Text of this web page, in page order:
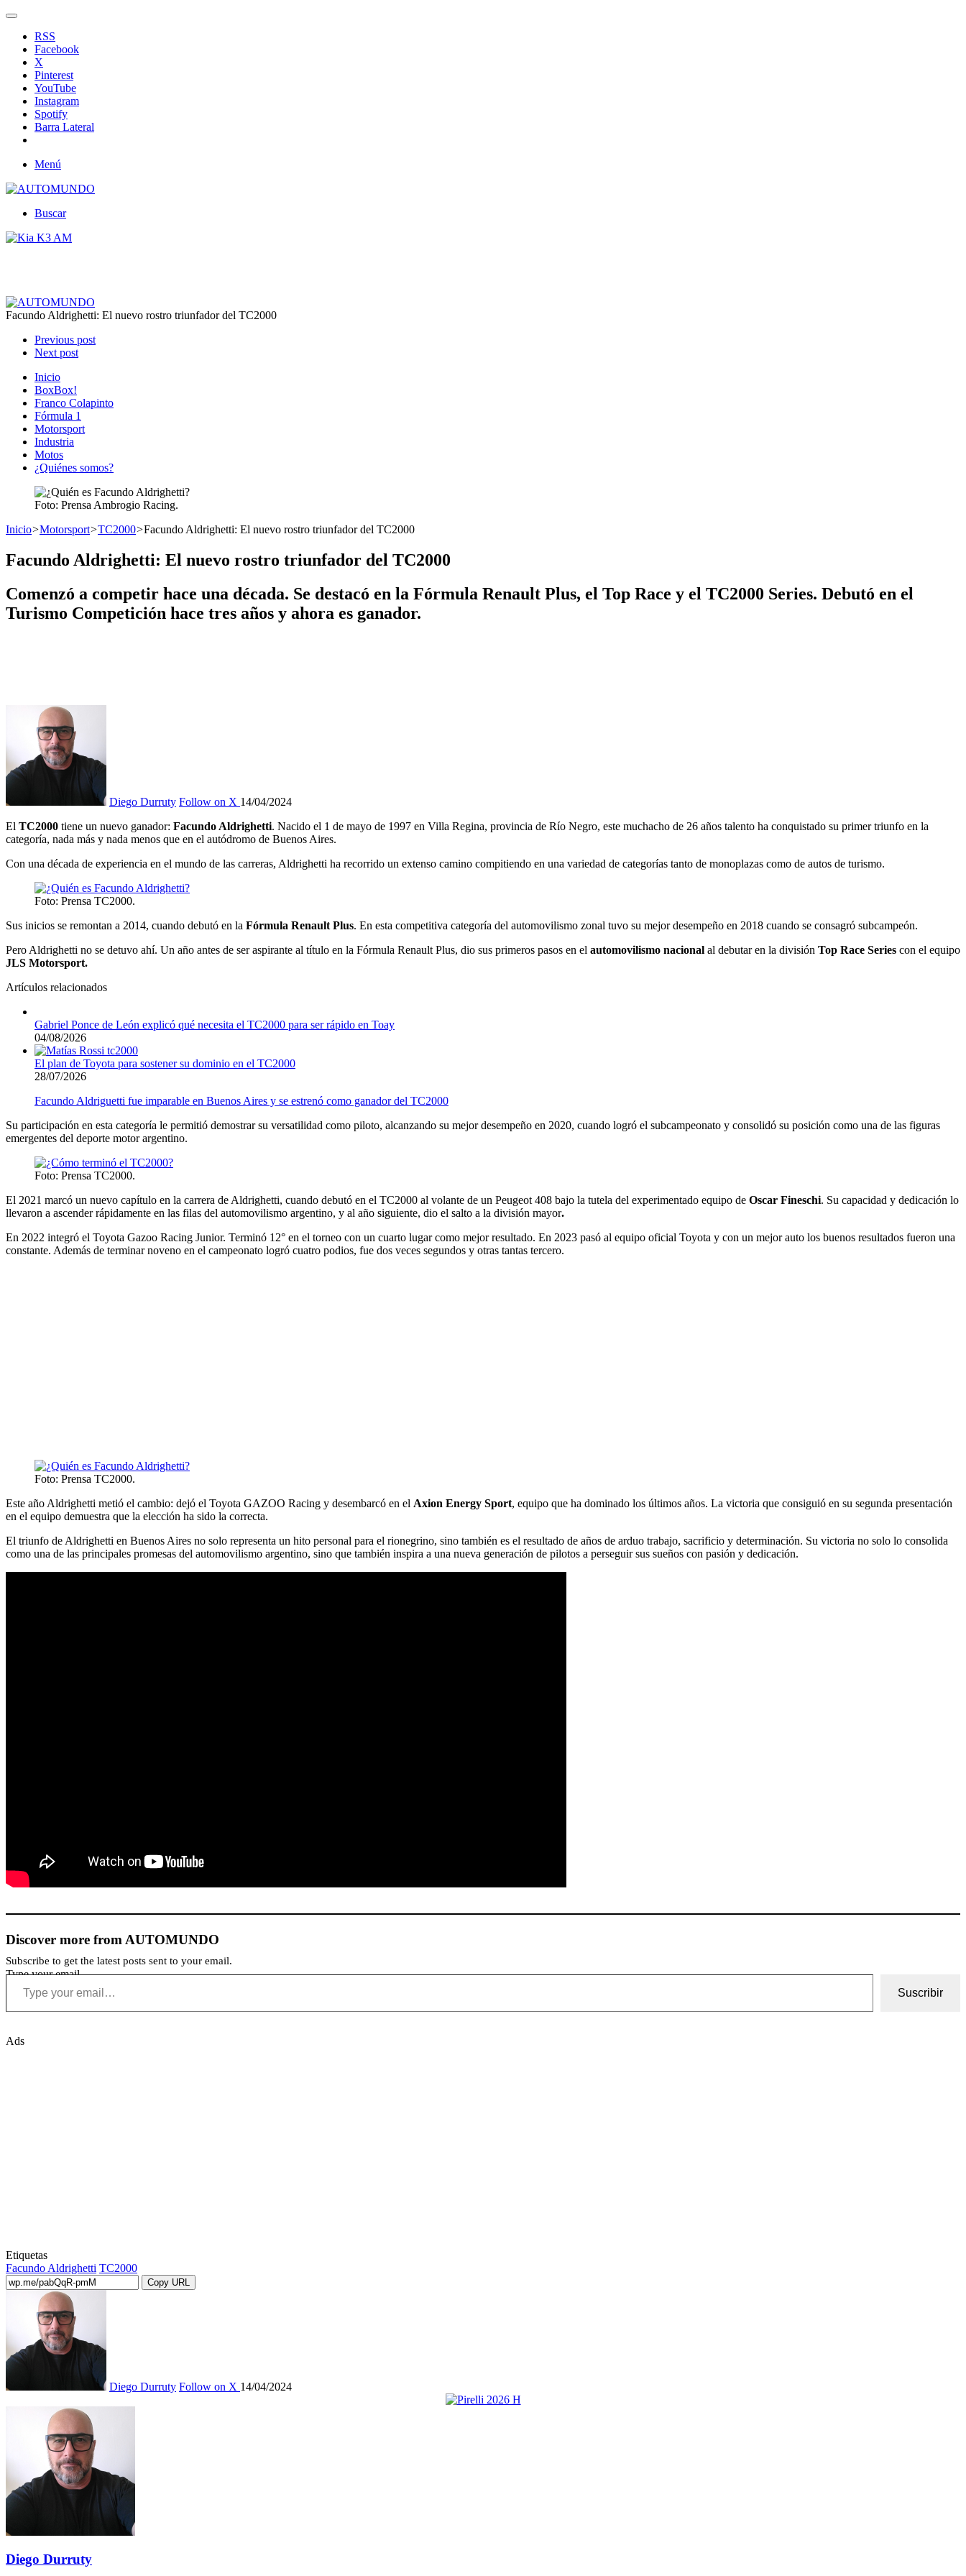
RSS
Facebook
X
Pinterest
YouTube
Instagram
Spotify
Barra Lateral
Menú
Buscar
Facundo Aldrighetti: El nuevo rostro triunfador del TC2000
Previous post
Next post
Inicio
BoxBox!
Franco Colapinto
Fórmula 1
Motorsport
Industria
Motos
¿Quiénes somos?
Foto: Prensa Ambrogio Racing.
Inicio>Motorsport>TC2000>Facundo Aldrighetti: El nuevo rostro triunfador del TC2000
Facundo Aldrighetti: El nuevo rostro triunfador del TC2000
Comenzó a competir hace una década. Se destacó en la Fórmula Renault Plus, el Top Race y el TC2000 Series. Debutó en el
Turismo Competición hace tres años y ahora es ganador.
Diego Durruty Follow on X 14/04/2024
El TC2000 tiene un nuevo ganador: Facundo Aldrighetti. Nacido el 1 de mayo de 1997 en Villa Regina, provincia de Río Negro, este muchacho de 26 años talento ha conquistado su primer triunfo en la
categoría, nada más y nada menos que en el autódromo de Buenos Aires.
Con una década de experiencia en el mundo de las carreras, Aldrighetti ha recorrido un extenso camino compitiendo en una variedad de categorías tanto de monoplazas como de autos de turismo.
Foto: Prensa TC2000.
Sus inicios se remontan a 2014, cuando debutó en la Fórmula Renault Plus. En esta competitiva categoría del automovilismo zonal tuvo su mejor desempeño en 2018 cuando se consagró subcampeón.
Pero Aldrighetti no se detuvo ahí. Un año antes de ser aspirante al título en la Fórmula Renault Plus, dio sus primeros pasos en el automovilismo nacional al debutar en la división Top Race Series con el equipo
JLS Motorsport.
Artículos relacionados
Gabriel Ponce de León explicó qué necesita el TC2000 para ser rápido en Toay
04/08/2026
El plan de Toyota para sostener su dominio en el TC2000
28/07/2026
Facundo Aldriguetti fue imparable en Buenos Aires y se estrenó como ganador del TC2000
Su participación en esta categoría le permitió demostrar su versatilidad como piloto, alcanzando su mejor desempeño en 2020, cuando logró el subcampeonato y consolidó su posición como una de las figuras
emergentes del deporte motor argentino.
Foto: Prensa TC2000.
El 2021 marcó un nuevo capítulo en la carrera de Aldrighetti, cuando debutó en el TC2000 al volante de un Peugeot 408 bajo la tutela del experimentado equipo de Oscar Fineschi. Su capacidad y dedicación lo
llevaron a ascender rápidamente en las filas del automovilismo argentino, y al año siguiente, dio el salto a la división mayor.
En 2022 integró el Toyota Gazoo Racing Junior. Terminó 12° en el torneo con un cuarto lugar como mejor resultado. En 2023 pasó al equipo oficial Toyota y con un mejor auto los buenos resultados fueron una
constante. Además de terminar noveno en el campeonato logró cuatro podios, fue dos veces segundos y otras tantas tercero.
Foto: Prensa TC2000.
Este año Aldrighetti metió el cambio: dejó el Toyota GAZOO Racing y desembarcó en el Axion Energy Sport, equipo que ha dominado los últimos años. La victoria que consiguió en su segunda presentación
en el equipo demuestra que la elección ha sido la correcta.
El triunfo de Aldrighetti en Buenos Aires no solo representa un hito personal para el rionegrino, sino también es el resultado de años de arduo trabajo, sacrificio y determinación. Su victoria no solo lo consolida
como una de las principales promesas del automovilismo argentino, sino que también inspira a una nueva generación de pilotos a perseguir sus sueños con pasión y dedicación.
Discover more from AUTOMUNDO
Subscribe to get the latest posts sent to your email.
Type your email…
Suscribir
Ads
Etiquetas
Facundo Aldrighetti TC2000
Copy URL
Diego Durruty Follow on X 14/04/2024
Diego Durruty